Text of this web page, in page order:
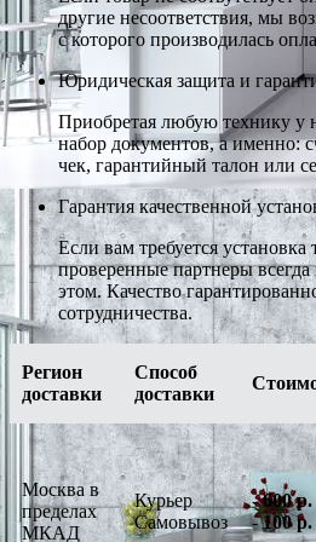
другие несоответствия, мы
с которого производилась
Юридическая защита и
Приобретая любую технику у
набор документов, а именно:
чек, гарантийный талон или
Гарантия качественной
Если вам требуется
проверенные партнеры
этом. Качество
сотрудничества.
Регион
доставки
Способ
доставки
Москва в
пределах
МКАД
Курьер
Самовывоз
-600 р.
-100 р.